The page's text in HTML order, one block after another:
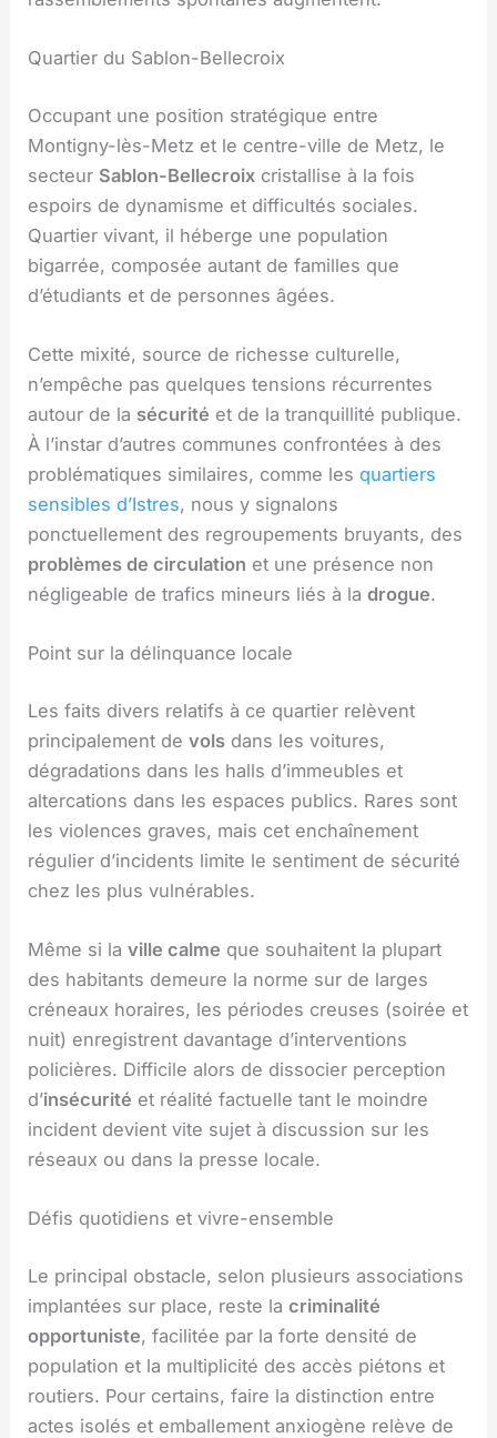
Quartier du Sablon-Bellecroix
Occupant une position stratégique entre
Montigny-lès-Metz et le centre-ville de Metz, le
secteur Sablon-Bellecroix cristallise à la fois
espoirs de dynamisme et difficultés sociales.
Quartier vivant, il héberge une population
bigarrée, composée autant de familles que
d’étudiants et de personnes âgées.
Cette mixité, source de richesse culturelle,
n’empêche pas quelques tensions récurrentes
autour de la sécurité et de la tranquillité publique.
À l’instar d’autres communes confrontées à des
problématiques similaires, comme lesquartiers
sensibles d’Istres, nous y signalons
ponctuellement des regroupements bruyants, des
problèmes de circulation et une présence non
négligeable de trafics mineurs liés à ladrogue.
Point sur la délinquance locale
Les faits divers relatifs à ce quartier relèvent
principalement devols dans les voitures,
dégradations dans les halls d’immeubles et
altercations dans les espaces publics. Rares sont
les violences graves, mais cet enchaînement
régulier d’incidents limite le sentiment de sécurité
chez les plus vulnérables.
Même si laville calme que souhaitent la plupart
des habitants demeure la norme sur de larges
créneaux horaires, les périodes creuses (soirée et
nuit) enregistrent davantage d’interventions
policières. Difficile alors de dissocier perception
d’insécurité et réalité factuelle tant le moindre
incident devient vite sujet à discussion sur les
réseaux ou dans la presse locale.
Défis quotidiens et vivre-ensemble
Le principal obstacle, selon plusieurs associations
implantées sur place, reste lacriminalité
opportuniste, facilitée par la forte densité de
population et la multiplicité des accès piétons et
routiers. Pour certains, faire la distinction entre
actes isolés et emballement anxiogène relève de